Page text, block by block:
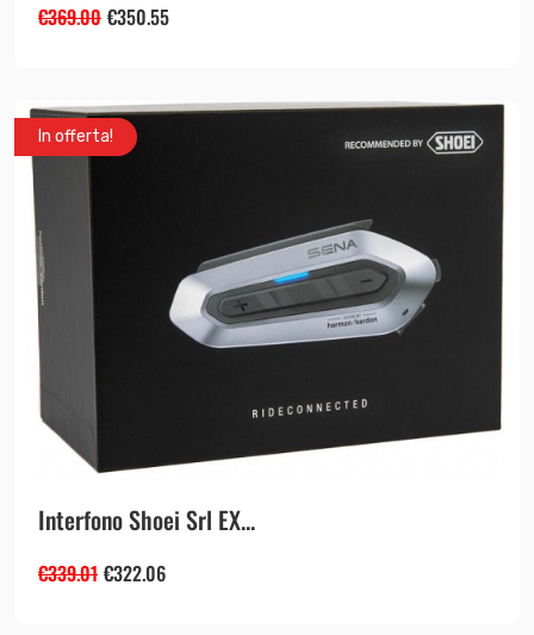
€369.00 €350.55
In offerta!
Interfono Shoei Srl EX...
€339.01 €322.06